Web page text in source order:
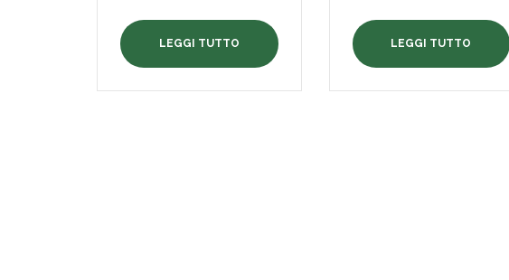
LEGGI TUTTO LEGGI TUTTO